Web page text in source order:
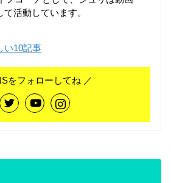
活動しています。
い10記事
をフォローしてね ／